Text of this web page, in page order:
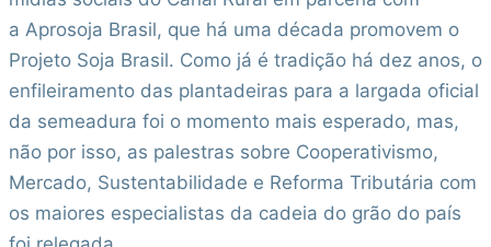
a Aprosoja Brasil, que há uma década promovem o
Projeto Soja Brasil. Como já é tradição há dez anos, o
enfileiramento das plantadeiras para a largada oficial
da semeadura foi o momento mais esperado, mas,
não por isso, as palestras sobre Cooperativismo,
Mercado, Sustentabilidade e Reforma Tributária com
os maiores especialistas da cadeia do grão do país